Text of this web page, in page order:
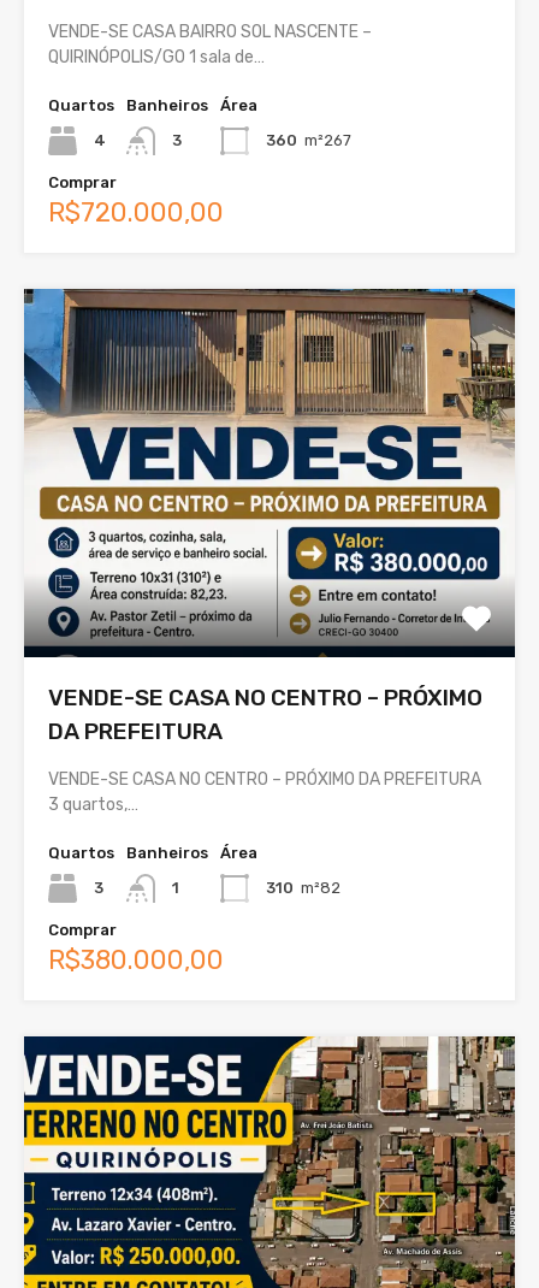
VENDE-SE CASA BAIRRO SOL NASCENTE –
QUIRINÓPOLIS/GO 1 sala de…
Quartos
4
Banheiros
3
Área
360 m²267
Comprar
R$720.000,00
VENDE-SE CASA NO CENTRO – PRÓXIMO
DA PREFEITURA
VENDE-SE CASA NO CENTRO – PRÓXIMO DA PREFEITURA
3 quartos,…
Quartos
3
Banheiros
1
Área
310 m²82
Comprar
R$380.000,00